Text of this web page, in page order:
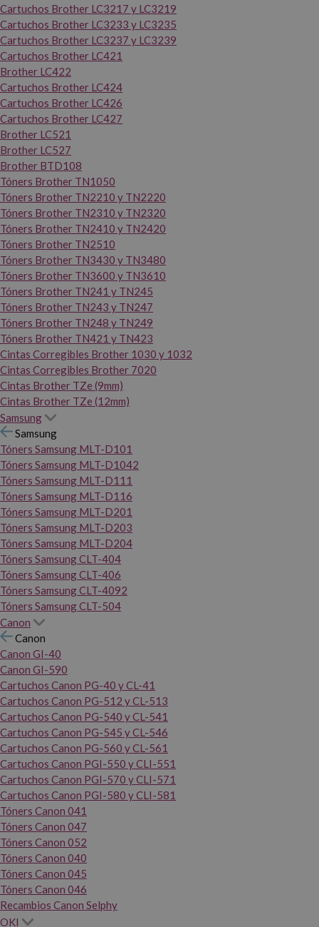
Cartuchos Brother LC3217 y LC3219
Cartuchos Brother LC3233 y LC3235
Cartuchos Brother LC3237 y LC3239
Cartuchos Brother LC421
Brother LC422
Cartuchos Brother LC424
Cartuchos Brother LC426
Cartuchos Brother LC427
Brother LC521
Brother LC527
Brother BTD108
Tóners Brother TN1050
Tóners Brother TN2210 y TN2220
Tóners Brother TN2310 y TN2320
Tóners Brother TN2410 y TN2420
Tóners Brother TN2510
Tóners Brother TN3430 y TN3480
Tóners Brother TN3600 y TN3610
Tóners Brother TN241 y TN245
Tóners Brother TN243 y TN247
Tóners Brother TN248 y TN249
Tóners Brother TN421 y TN423
Cintas Corregibles Brother 1030 y 1032
Cintas Corregibles Brother 7020
Cintas Brother TZe (9mm)
Cintas Brother TZe (12mm)
Samsung
Samsung
Tóners Samsung MLT-D101
Tóners Samsung MLT-D1042
Tóners Samsung MLT-D111
Tóners Samsung MLT-D116
Tóners Samsung MLT-D201
Tóners Samsung MLT-D203
Tóners Samsung MLT-D204
Tóners Samsung CLT-404
Tóners Samsung CLT-406
Tóners Samsung CLT-4092
Tóners Samsung CLT-504
Canon
Canon
Canon GI-40
Canon GI-590
Cartuchos Canon PG-40 y CL-41
Cartuchos Canon PG-512 y CL-513
Cartuchos Canon PG-540 y CL-541
Cartuchos Canon PG-545 y CL-546
Cartuchos Canon PG-560 y CL-561
Cartuchos Canon PGI-550 y CLI-551
Cartuchos Canon PGI-570 y CLI-571
Cartuchos Canon PGI-580 y CLI-581
Tóners Canon 041
Tóners Canon 047
Tóners Canon 052
Tóners Canon 040
Tóners Canon 045
Tóners Canon 046
Recambios Canon Selphy
OKI